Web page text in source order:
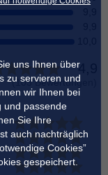
uns Ihnen über
zu servieren und
wir Ihnen bei
und passende
Sie Ihre
auch nachträglich
Cookies”
gespeichert.
4,9
(103 Bewertungen